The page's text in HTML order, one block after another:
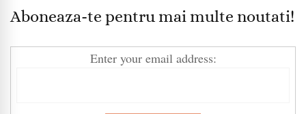
Aboneaza-te pentru mai multe noutati!
Enter your email address: